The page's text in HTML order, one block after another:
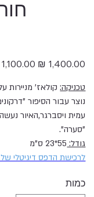
מחיר
מקורי
טכניקה:קולאז' מניירות על
נוצר עבור הסיפור
עמית ויסברגר,האיור נעשה
"סערה".
גודל: 55*23 ס"מ
לרכישת הדפס דיגיטלי
כמות